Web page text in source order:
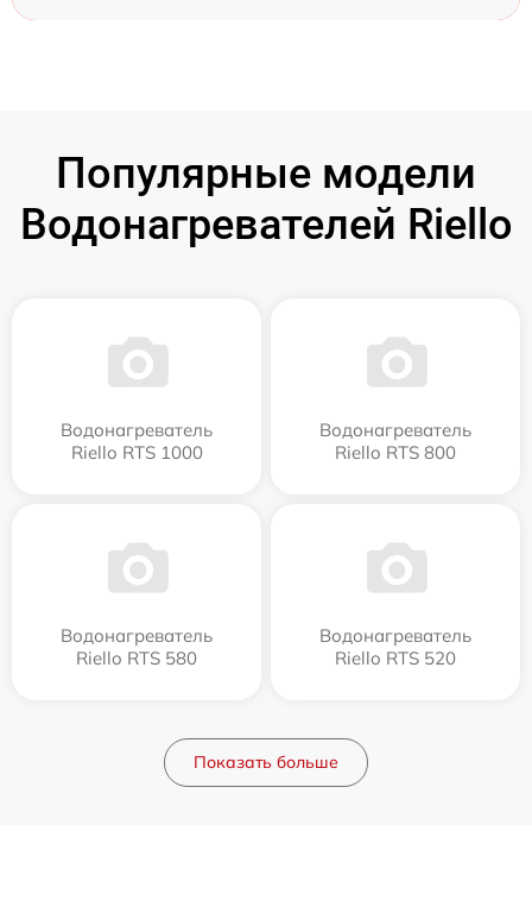
Популярные модели
Водонагревателей Riello
Водонагреватель
Riello RTS 1000
Водонагреватель
Riello RTS 800
Водонагреватель
Riello RTS 580
Водонагреватель
Riello RTS 520
Показать больше